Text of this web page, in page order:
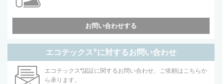
お問い合わせする
エコテックス®に対するお問い合わせ
エコテックス®認証に関するお問い合わせ、ご依頼はこちらか
ら承ります。